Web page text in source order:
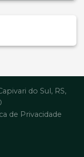
do Sul, RS,
de Privacidade